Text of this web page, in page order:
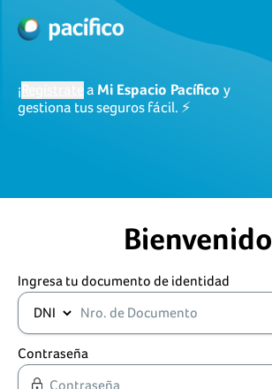
¡ a Mi Espacio Pacífico y
gestiona tus seguros fácil. ⚡
Bienvenido
Ingresa tu documento de identidad
Contraseña